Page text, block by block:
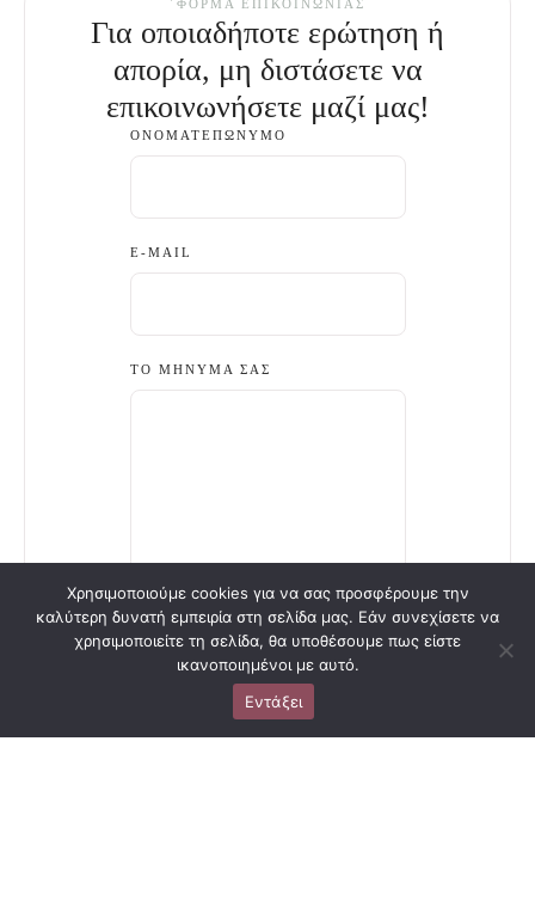
΄ΦΌΡΜΑ ΕΠΙΚΟΙΝΩΝΊΑΣ
Για οποιαδήποτε ερώτηση ή
απορία, μη διστάσετε να
επικοινωνήσετε μαζί μας!
ΟΝΟΜΑΤΕΠΏΝΥΜΟ
E-MAIL
ΤΟ ΜΉΝΥΜΆ ΣΑΣ
ΑΠΟΣΤΟΛΉ
Χρησιμοποιούμε cookies για να σας προσφέρουμε την
καλύτερη δυνατή εμπειρία στη σελίδα μας. Εάν συνεχίσετε να
χρησιμοποιείτε τη σελίδα, θα υποθέσουμε πως είστε
ικανοποιημένοι με αυτό.
Εντάξει